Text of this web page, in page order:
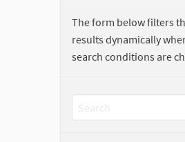
The form below filters
results dynamically
search conditions are